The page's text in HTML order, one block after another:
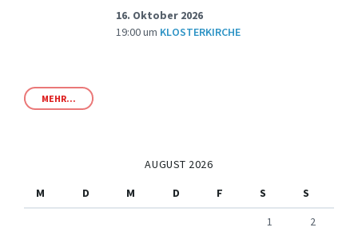
16. Oktober 2026
19:00um KLOSTERKIRCHE
MEHR...
AUGUST 2026
M
D M D F S
S
1
2